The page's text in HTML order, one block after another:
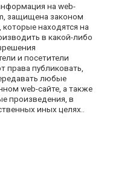
на web-
защищена законом
находятся на
в какой-либо
и посетители
права публиковать,
любые
web-сайте, а также
произведения, в
иных целях..